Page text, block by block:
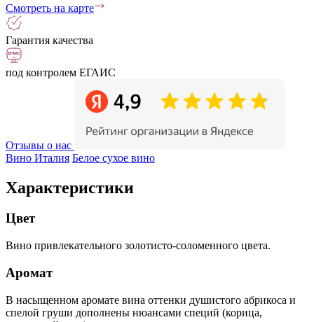
Смотреть на карте
Гарантия качества
под контролем ЕГАИС
Отзывы о нас
Вино Италия Белое сухое вино
Характеристики
Цвет
Вино привлекательного золотисто-соломенного цвета.
Аромат
В насыщенном аромате вина оттенки душистого абрикоса и
спелой груши дополнены нюансами специй (корица,